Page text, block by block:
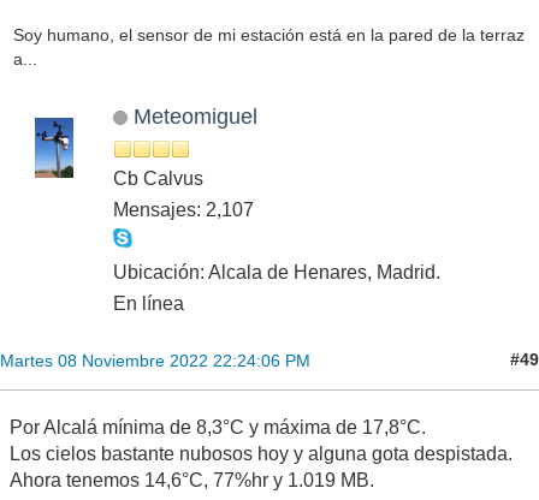
Soy humano, el sensor de mi estación está en la pared de la terraz
a...
Meteomiguel
Cb Calvus
Mensajes: 2,107
Ubicación: Alcala de Henares, Madrid.
En línea
Martes 08 Noviembre 2022 22:24:06 PM #49
Por Alcalá mínima de 8,3°C y máxima de 17,8°C.
Los cielos bastante nubosos hoy y alguna gota despistada.
Ahora tenemos 14,6°C, 77%hr y 1.019 MB.